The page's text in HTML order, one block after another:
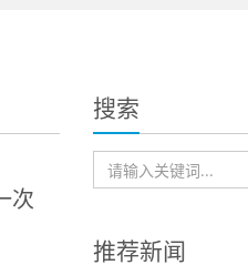
次
搜索
推荐新闻